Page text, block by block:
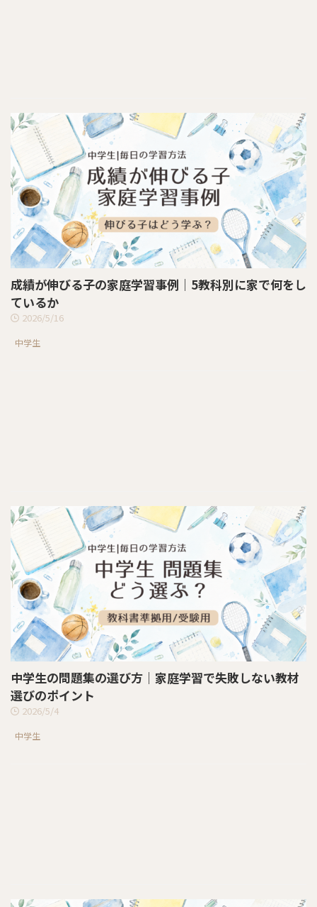
成績が伸びる子の家庭学習事例｜5教科別に家で何をし
ているか
2026/5/16
中学生
中学生の問題集の選び方｜家庭学習で失敗しない教材
選びのポイント
2026/5/4
中学生